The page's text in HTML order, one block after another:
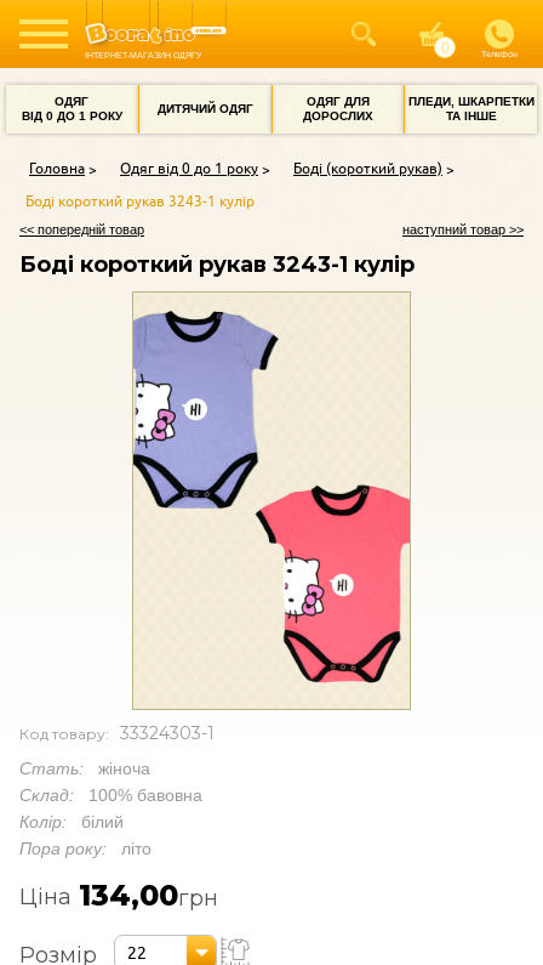
ІНТЕРНЕТ-МАГАЗИН ОДЯГУ Телефон
ОДЯГ
ВІД 0 ДО 1 РОКУ
ДИТЯЧИЙ ОДЯГ
ОДЯГ ДЛЯ
ДОРОСЛИХ
ПЛЕДИ, ШКАРПЕТКИ
ТА ІНШЕ
Головна Одяг від 0 до 1 року
Боді (короткий рукав)
Боді короткий рукав 3243-1 кулір
<< попередній товар наступний товар >>
Боді короткий рукав 3243-1 кулір
Код товару: 33324303-1
Стать: жіноча
Склад: 100% бавовна
Колір: білий
Пора року: літо
Ціна 134,00грн
Розмір 22